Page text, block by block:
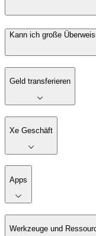
Kann ich große
Geld transferieren
Xe Geschäft
Apps
Werkzeuge und